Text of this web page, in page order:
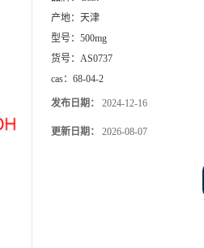
产地： 天津
型号： 500mg
货号： AS0737
cas： 68-04-2
发布日期： 2024-12-16
更新日期： 2026-08-07